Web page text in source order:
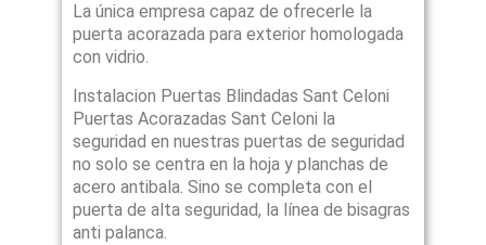
La única empresa capaz de ofrecerle la
puerta acorazada para exterior homologada
con vidrio.
Instalacion Puertas Blindadas Sant Celoni
Puertas Acorazadas Sant Celoni la
seguridad en nuestras puertas de seguridad
no solo se centra en la hoja y planchas de
acero antibala. Sino se completa con el
puerta de alta seguridad, la línea de bisagras
anti palanca.